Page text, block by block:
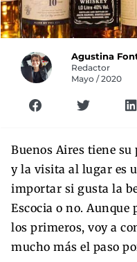
Agustina
Redactor
Mayo / 2020
Buenos Aires tiene su
y la visita al lugar es
importar si gusta la
Escocia o no. Aunque
los primeros, voy a
mucho más el paso